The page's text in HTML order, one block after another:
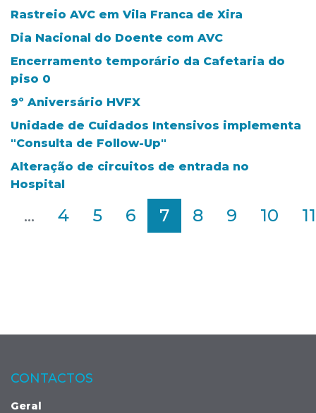
Rastreio AVC em Vila Franca de Xira
Dia Nacional do Doente com AVC
Encerramento temporário da Cafetaria do
piso 0
9º Aniversário HVFX
Unidade de Cuidados Intensivos implementa
"Consulta de Follow-Up"
Alteração de circuitos de entrada no
Hospital
... 4 5 6 7 8 9 10 11
CONTACTOS
Geral